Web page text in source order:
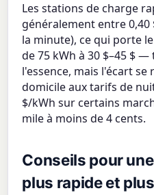
Les stations de charge
généralement entre 0,40
la minute), ce qui porte
de 75 kWh à 30 $–45 $
l'essence, mais l'écart se
domicile aux tarifs de
$/kWh sur certains
mile à moins de 4 cents.
Conseils pour
plus rapide et